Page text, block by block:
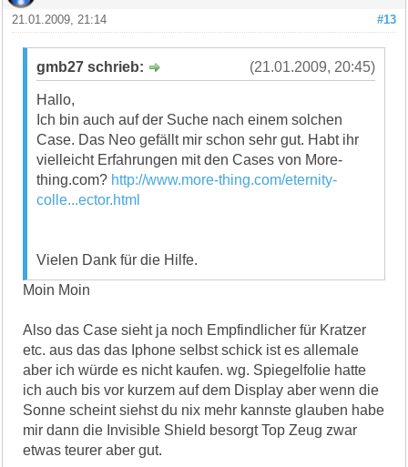
#13
21.01.2009, 21:14
(21.01.2009, 20:45)
gmb27 schrieb:
Hallo,
Ich bin auch auf der Suche nach einem solchen
Case. Das Neo gefällt mir schon sehr gut. Habt ihr
vielleicht Erfahrungen mit den Cases von More-
thing.com? http://www.more-thing.com/eternity-
colle...ector.html
Vielen Dank für die Hilfe.
Moin Moin
Also das Case sieht ja noch Empfindlicher für Kratzer
etc. aus das das Iphone selbst schick ist es allemale
aber ich würde es nicht kaufen. wg. Spiegelfolie hatte
ich auch bis vor kurzem auf dem Display aber wenn die
Sonne scheint siehst du nix mehr kannste glauben habe
mir dann die Invisible Shield besorgt Top Zeug zwar
etwas teurer aber gut.